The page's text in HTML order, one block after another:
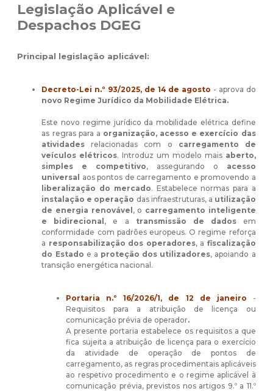
Legislação Aplicável e
Despachos DGEG
Principal legislação aplicável:
Decreto-Lei n.º 93/2025, de 14 de agosto - aprova do
novo Regime Jurídico da Mobilidade Elétrica.
Este novo regime jurídico da mobilidade elétrica define
as regras para a organização, acesso e exercício das
atividades relacionadas com o carregamento de
veículos elétricos. Introduz um modelo mais aberto,
simples e competitivo, assegurando o acesso
universal
aos pontos de carregamento e promovendo a
liberalização do mercado. Estabelece normas para a
instalação e operação das infraestruturas, a utilização
de energia renovável , o carregamento inteligente
e bidirecional , e a transmissão de dadosem
conformidade com padrões europeus. O regime reforça
a responsabilização dos operadores, a fiscalização
do Estado e a proteção dos utilizadores, apoiando a
transição energética nacional.
Portaria n.º 16/2026/1, de 12 de janeiro -
Requisitos para a atribuição de licença ou
comunicação prévia de operador.
A presente portaria estabelece os requisitos a que
fica sujeita a atribuição de licença para o exercício
da atividade de operação de pontos de
carregamento, as regras procedimentais aplicáveis
ao respetivo procedimento e o regime aplicável à
comunicação prévia, previstos nos artigos 9.º a 11.º